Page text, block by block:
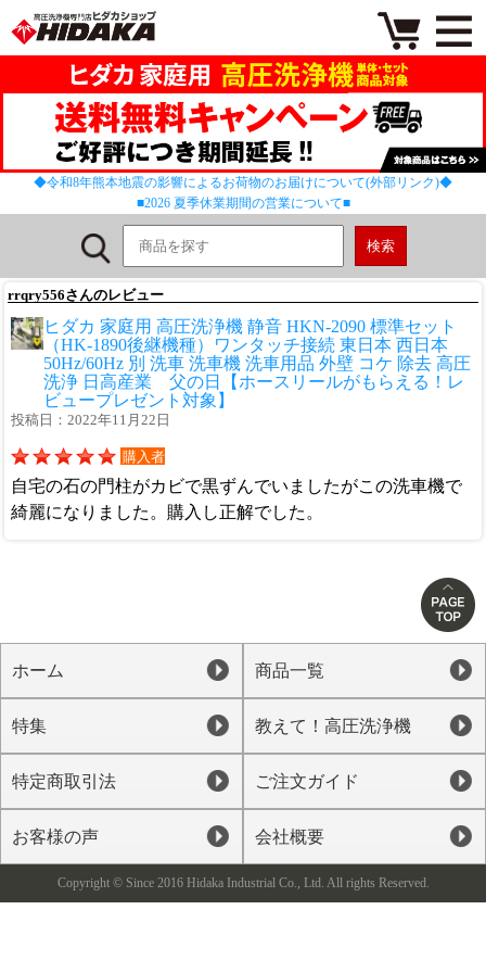
◆令和8年熊本地震の影響によるお荷物のお届けについて(外部リンク)◆
■2026 夏季休業期間の営業について■
rrqry556さんのレビュー
ヒダカ 家庭用 高圧洗浄機 静音 HKN-2090 標準セット
（HK-1890後継機種）ワンタッチ接続 東日本 西日本
50Hz/60Hz 別 洗車 洗車機 洗車用品 外壁 コケ 除去 高圧
洗浄 日高産業 父の日【ホースリールがもらえる！レ
ビュープレゼント対象】
投稿日：2022年11月22日
購入者
自宅の石の門柱がカビで黒ずんでいましたがこの洗車機で
綺麗になりました。購入し正解でした。
ホーム 商品一覧
特集 教えて！高圧洗浄機
特定商取引法 ご注文ガイド
お客様の声 会社概要
Copyright © Since 2016 Hidaka Industrial Co., Ltd. All rights Reserved.